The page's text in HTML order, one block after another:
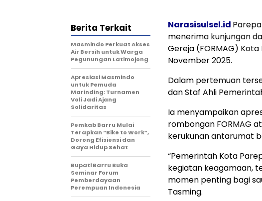
Narasisulsel.id
menerima kunjungan
Gereja (FORMAG) Kota
November 2025.
Dalam pertemuan
dan Staf Ahli
Ia menyampaikan
rombongan FORMAG
kerukunan antarumat
“Pemerintah Kota
kegiatan keagamaan,
momen penting bagi
Tasming.
Berita Terkait
Masmindo Perkuat Akses
Air Bersih untuk Warga
Pegunungan Latimojong
Apresiasi Masmindo
untuk Pemuda
Marinding: Turnamen
Voli Jadi Ajang
Solidaritas
Pemkab Barru Mulai
Terapkan “Bike to Work”,
Dorong Efisiensi dan
Gaya Hidup Sehat
Bupati Barru Buka
Seminar Forum
Pemberdayaan
Perempuan Indonesia